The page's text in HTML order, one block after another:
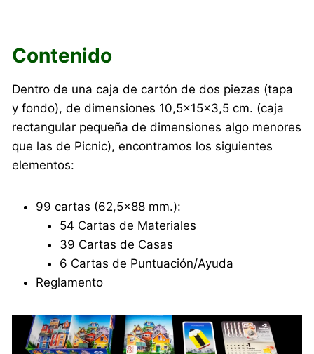
Contenido
Dentro de una caja de cartón de dos piezas (tapa
y fondo), de dimensiones 10,5×15×3,5 cm. (caja
rectangular pequeña de dimensiones algo menores
que las de Picnic), encontramos los siguientes
elementos:
99 cartas (62,5×88 mm.):
54 Cartas de Materiales
39 Cartas de Casas
6 Cartas de Puntuación/Ayuda
Reglamento